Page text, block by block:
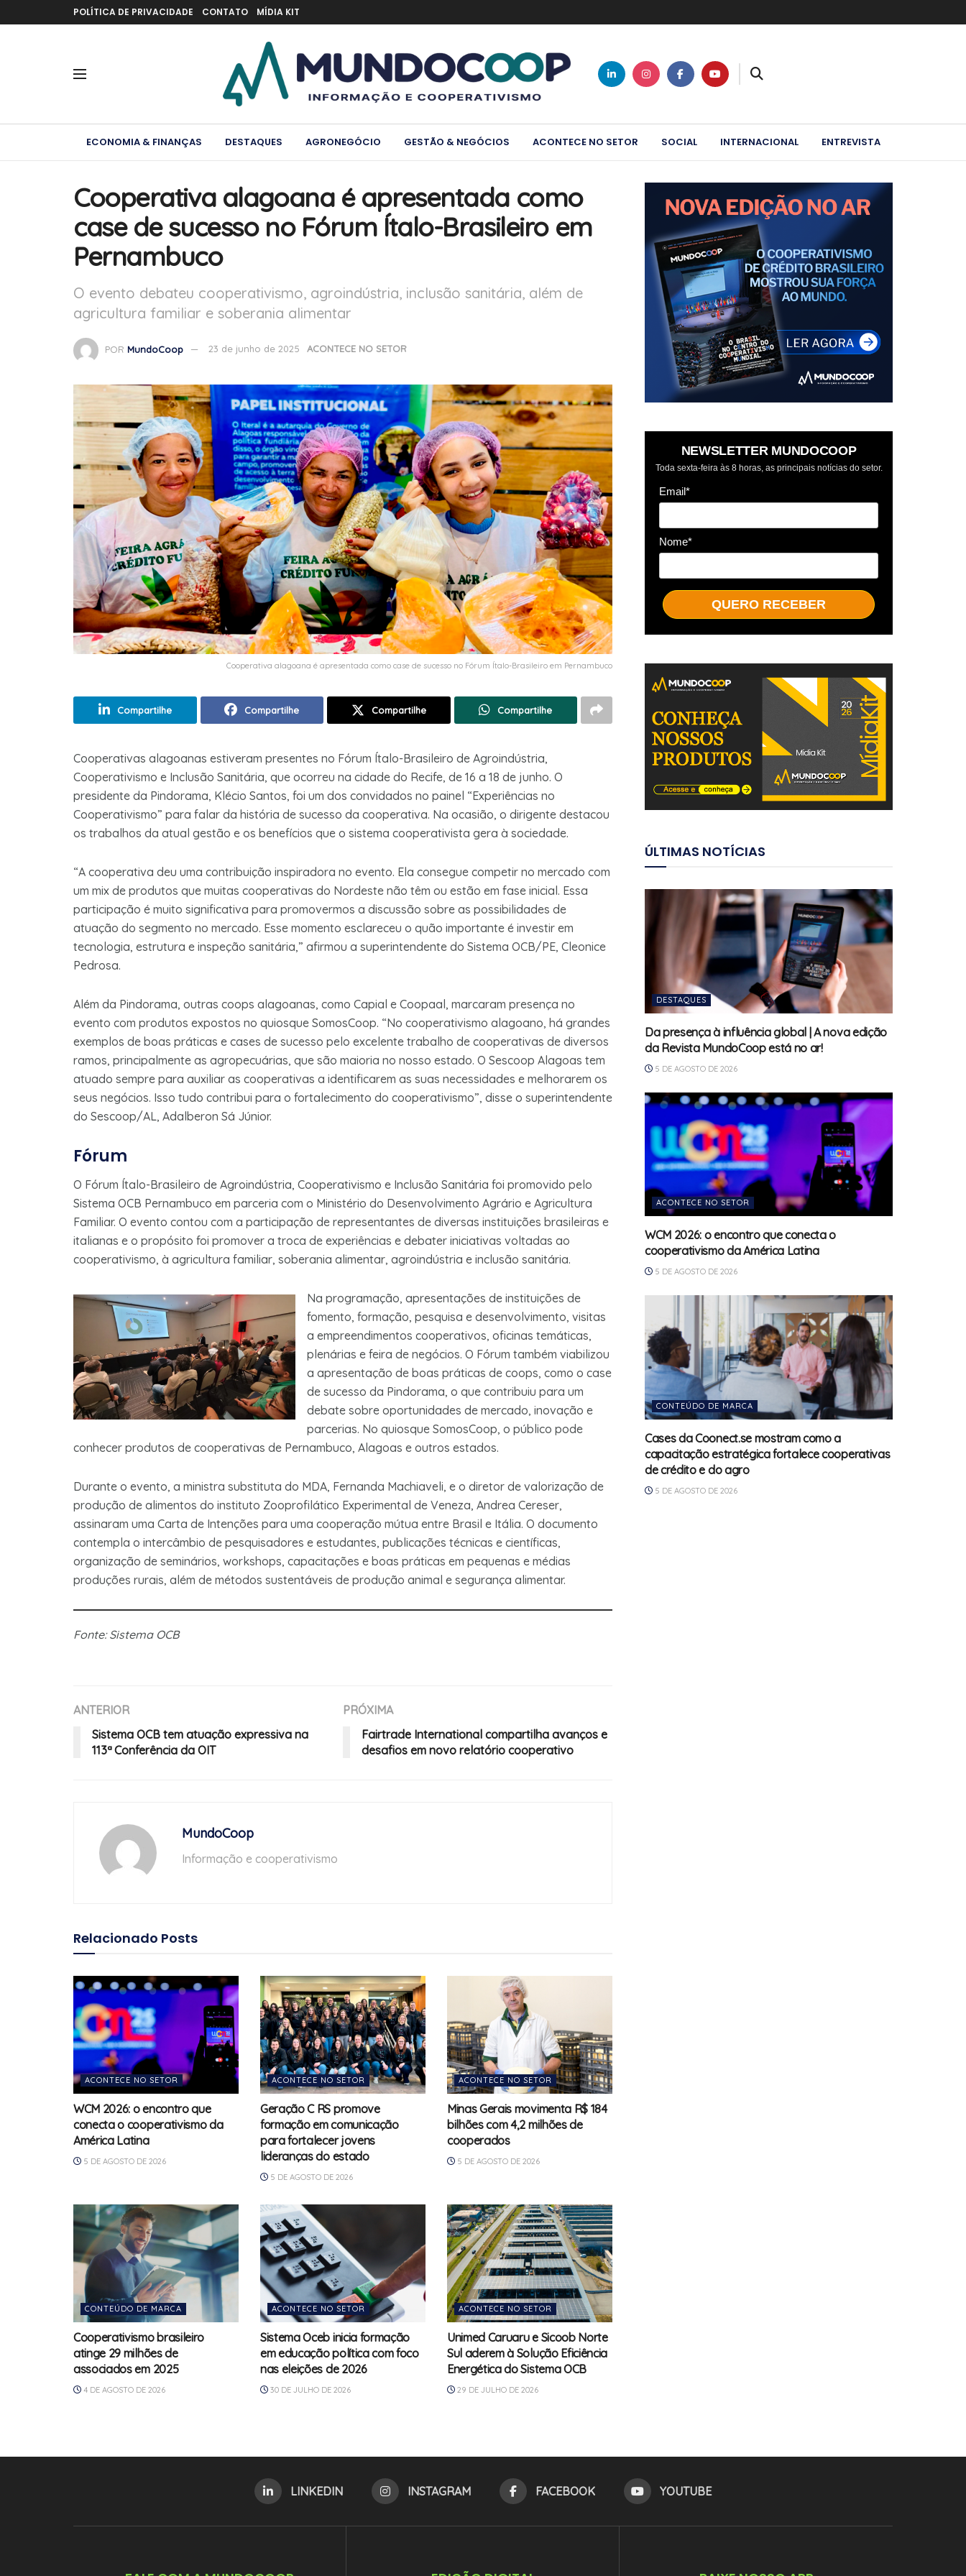
POLÍTICA DE PRIVACIDADE CONTATO MÍDIA KIT
ECONOMIA & FINANÇAS DESTAQUES AGRONEGÓCIO GESTÃO & NEGÓCIOS ACONTECE NO SETOR SOCIAL INTERNACIONAL ENTREVISTA
Cooperativa alagoana é apresentada como
case de sucesso no Fórum Ítalo-Brasileiro em
Pernambuco
O evento debateu cooperativismo, agroindústria, inclusão sanitária, além de
agricultura familiar e soberania alimentar
POR MundoCoop 23 de junho de 2025 ACONTECE NO SETOR
Cooperativa alagoana é apresentada como case de sucesso no Fórum Ítalo-Brasileiro em Pernambuco
Compartilhe Compartilhe Compartilhe Compartilhe
Cooperativas alagoanas estiveram presentes no Fórum Ítalo-Brasileiro de Agroindústria,
Cooperativismo e Inclusão Sanitária, que ocorreu na cidade do Recife, de 16 a 18 de junho. O
presidente da Pindorama, Klécio Santos, foi um dos convidados no painel “Experiências no
Cooperativismo” para falar da história de sucesso da cooperativa. Na ocasião, o dirigente destacou
os trabalhos da atual gestão e os benefícios que o sistema cooperativista gera à sociedade.
“A cooperativa deu uma contribuição inspiradora no evento. Ela consegue competir no mercado com
um mix de produtos que muitas cooperativas do Nordeste não têm ou estão em fase inicial. Essa
participação é muito significativa para promovermos a discussão sobre as possibilidades de
atuação do segmento no mercado. Esse momento esclareceu o quão importante é investir em
tecnologia, estrutura e inspeção sanitária,” afirmou a superintendente do Sistema OCB/PE, Cleonice
Pedrosa.
Além da Pindorama, outras coops alagoanas, como Capial e Coopaal, marcaram presença no
evento com produtos expostos no quiosque SomosCoop. “No cooperativismo alagoano, há grandes
exemplos de boas práticas e cases de sucesso pelo excelente trabalho de cooperativas de diversos
ramos, principalmente as agropecuárias, que são maioria no nosso estado. O Sescoop Alagoas tem
atuado sempre para auxiliar as cooperativas a identificarem as suas necessidades e melhorarem os
seus negócios. Isso tudo contribui para o fortalecimento do cooperativismo”, disse o superintendente
do Sescoop/AL, Adalberon Sá Júnior.
Fórum
O Fórum Ítalo-Brasileiro de Agroindústria, Cooperativismo e Inclusão Sanitária foi promovido pelo
Sistema OCB Pernambuco em parceria com o Ministério do Desenvolvimento Agrário e Agricultura
Familiar. O evento contou com a participação de representantes de diversas instituições brasileiras e
italianas e o propósito foi promover a troca de experiências e debater iniciativas voltadas ao
cooperativismo, à agricultura familiar, soberania alimentar, agroindústria e inclusão sanitária.
Na programação, apresentações de instituições de
fomento, formação, pesquisa e desenvolvimento, visitas
a empreendimentos cooperativos, oficinas temáticas,
plenárias e feira de negócios. O Fórum também viabilizou
a apresentação de boas práticas de coops, como o case
de sucesso da Pindorama, o que contribuiu para um
debate sobre oportunidades de mercado, inovação e
parcerias. No quiosque SomosCoop, o público pode
conhecer produtos de cooperativas de Pernambuco, Alagoas e outros estados.
Durante o evento, a ministra substituta do MDA, Fernanda Machiaveli, e o diretor de valorização de
produção de alimentos do instituto Zooprofilático Experimental de Veneza, Andrea Cereser,
assinaram uma Carta de Intenções para uma cooperação mútua entre Brasil e Itália. O documento
contempla o intercâmbio de pesquisadores e estudantes, publicações técnicas e científicas,
organização de seminários, workshops, capacitações e boas práticas em pequenas e médias
produções rurais, além de métodos sustentáveis de produção animal e segurança alimentar.
Fonte: Sistema OCB
ANTERIOR
Sistema OCB tem atuação expressiva na
113ª Conferência da OIT
PRÓXIMA
Fairtrade International compartilha avanços e
desafios em novo relatório cooperativo
MundoCoop
Informação e cooperativismo
Relacionado Posts
ACONTECE NO SETOR
WCM 2026: o encontro que
conecta o cooperativismo da
América Latina
5 DE AGOSTO DE 2026
ACONTECE NO SETOR
Geração C RS promove
formação em comunicação
para fortalecer jovens
lideranças do estado
5 DE AGOSTO DE 2026
ACONTECE NO SETOR
Minas Gerais movimenta R$ 184
bilhões com 4,2 milhões de
cooperados
5 DE AGOSTO DE 2026
CONTEÚDO DE MARCA
Cooperativismo brasileiro
atinge 29 milhões de
associados em 2025
4 DE AGOSTO DE 2026
ACONTECE NO SETOR
Sistema Oceb inicia formação
em educação política com foco
nas eleições de 2026
30 DE JULHO DE 2026
ACONTECE NO SETOR
Unimed Caruaru e Sicoob Norte
Sul aderem à Solução Eficiência
Energética do Sistema OCB
29 DE JULHO DE 2026
NEWSLETTER MUNDOCOOP
Toda sexta-feira às 8 horas, as principais notícias do setor.
Email*
Nome*
QUERO RECEBER
ÚLTIMAS NOTÍCIAS
DESTAQUES
Da presença à influência global | A nova edição
da Revista MundoCoop está no ar!
5 DE AGOSTO DE 2026
ACONTECE NO SETOR
WCM 2026: o encontro que conecta o
cooperativismo da América Latina
5 DE AGOSTO DE 2026
CONTEÚDO DE MARCA
Cases da Coonect.se mostram como a
capacitação estratégica fortalece cooperativas
de crédito e do agro
5 DE AGOSTO DE 2026
LINKEDIN INSTAGRAM FACEBOOK YOUTUBE